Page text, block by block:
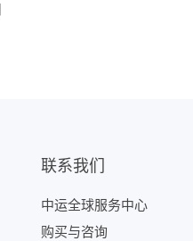
联系我们
中运全球服务中心
购买与咨询